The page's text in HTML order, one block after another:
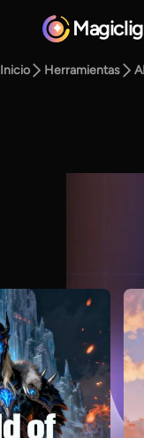
Inicio Herramientas